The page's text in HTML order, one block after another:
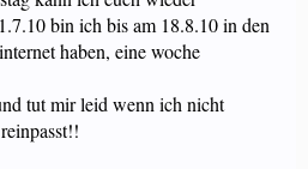
bin ich bis am 18.8.10 in den
haben, eine woche
tut mir leid wenn ich nicht